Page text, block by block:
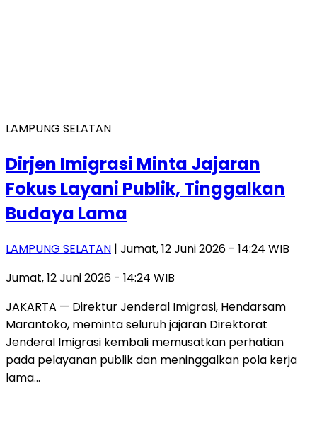
LAMPUNG SELATAN
Dirjen Imigrasi Minta Jajaran
Fokus Layani Publik, Tinggalkan
Budaya Lama
LAMPUNG SELATAN | Jumat, 12 Juni 2026 - 14:24 WIB
Jumat, 12 Juni 2026 - 14:24 WIB
JAKARTA — Direktur Jenderal Imigrasi, Hendarsam
Marantoko, meminta seluruh jajaran Direktorat
Jenderal Imigrasi kembali memusatkan perhatian
pada pelayanan publik dan meninggalkan pola kerja
lama…